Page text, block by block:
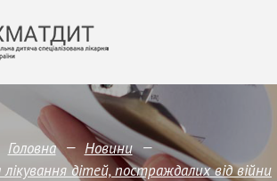
Головна — Новини —
лікування дітей, постраждалих від війни